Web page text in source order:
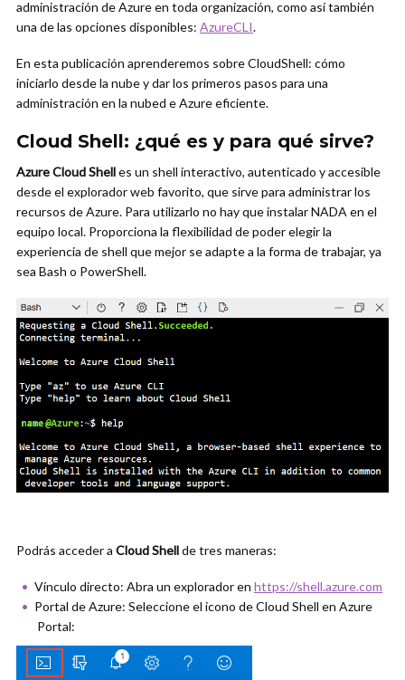
administración de Azure en toda organización, como así también
una de las opciones disponibles: AzureCLI.
En esta publicación aprenderemos sobre CloudShell: cómo
iniciarlo desde la nube y dar los primeros pasos para una
administración en la nubed e Azure eficiente.
Cloud Shell: ¿qué es y para qué sirve?
Azure Cloud Shelles un shell interactivo, autenticado y accesible
desde el explorador web favorito, que sirve para administrar los
recursos de Azure. Para utilizarlo no hay que instalar NADA en el
equipo local. Proporciona la flexibilidad de poder elegir la
experiencia de shell que mejor se adapte a la forma de trabajar, ya
sea Bash o PowerShell.
Podrás acceder a Cloud Shellde tres maneras:
Vínculo directo: Abra un explorador en https://shell.azure.com
Portal de Azure: Seleccione el icono de Cloud Shell en Azure
Portal: